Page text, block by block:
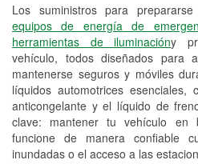
Los suministros para
equipos de energía de
herramientas de iluminacióny
vehículo, todos diseñados para
mantenerse seguros y móviles
líquidos automotrices
anticongelante y el líquido de
clave: mantener tu vehículo en
funcione de manera confiable
inundadas o el acceso a las
Reciclaje de
Instalación de
Instalación de
Programa de
Herramientas
Rectificación de